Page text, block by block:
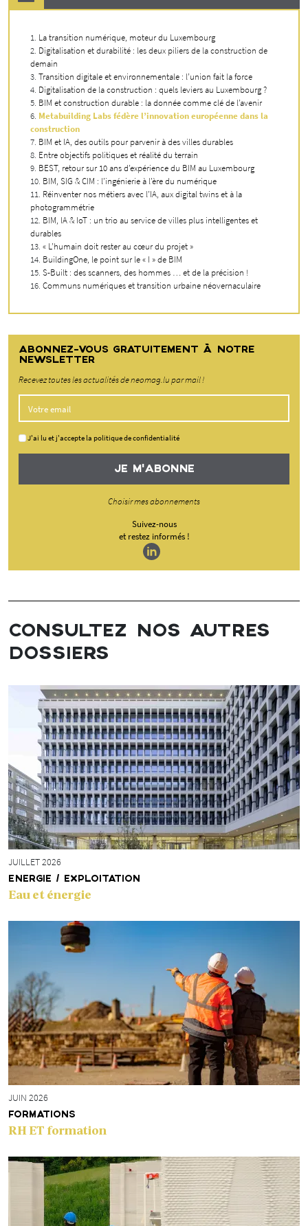
La transition numérique, moteur du Luxembourg
Digitalisation et durabilité : les deux piliers de la construction de
demain
Transition digitale et environnementale : l’union fait la force
Digitalisation de la construction : quels leviers au Luxembourg ?
BIM et construction durable : la donnée comme clé de l’avenir
Metabuilding Labs fédère l’innovation européenne dans la
construction
BIM et IA, des outils pour parvenir à des villes durables
Entre objectifs politiques et réalité du terrain
BEST, retour sur 10 ans d’expérience du BIM au Luxembourg
BIM, SIG & CIM : l’ingénierie à l’ère du numérique
Réinventer nos métiers avec l’IA, aux digital twins et à la
photogrammétrie
BIM, IA & IoT : un trio au service de villes plus intelligentes et
durables
« L’humain doit rester au cœur du projet »
BuildingOne, le point sur le « I » de BIM
S-Built : des scanners, des hommes … et de la précision !
Communs numériques et transition urbaine néovernaculaire
ABONNEZ-VOUS GRATUITEMENT À NOTRE
NEWSLETTER
Recevez toutes les actualités de neomag.lu par mail !
J'ai lu et j'accepte la politique de confidentialité
JE M'ABONNE
Choisir mes abonnements
Suivez-nous
et restez informés !
CONSULTEZ NOS AUTRES
DOSSIERS
JUILLET 2026
ENERGIE / EXPLOITATION
Eau et énergie
JUIN 2026
FORMATIONS
RH ET formation